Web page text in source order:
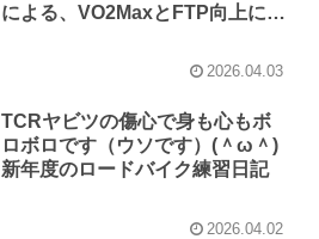
による、VO2MaxとFTP向上に効
2026.04.03
TCRヤビツの傷心で身も心もボ
ロボロです（ウソです）(＾ω＾)
新年度のロードバイク練習日記
2026.04.02